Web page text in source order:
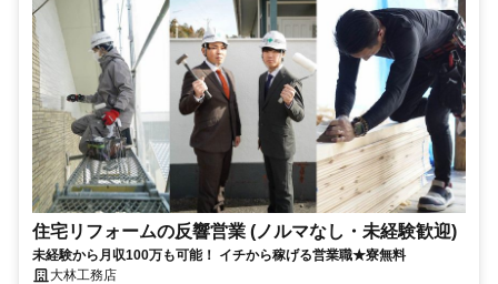
住宅リフォームの反響営業 (ノルマなし・未経験歓迎)
未経験から月収100万も可能！ イチから稼げる営業職★寮無料
大林工務店